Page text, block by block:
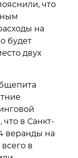
что
на
будет
двух
в Санкт-
веранды на
в